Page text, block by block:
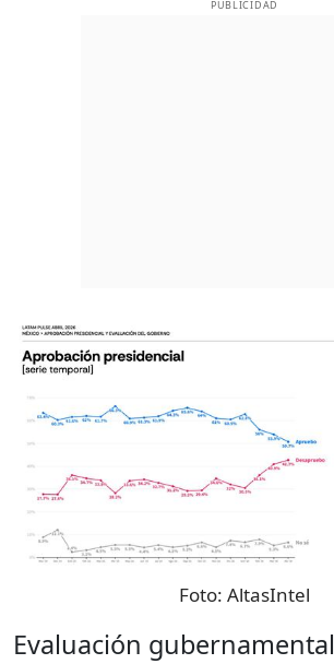
PUBLICIDAD
Foto: AltasIntel
Evaluación gubernamental